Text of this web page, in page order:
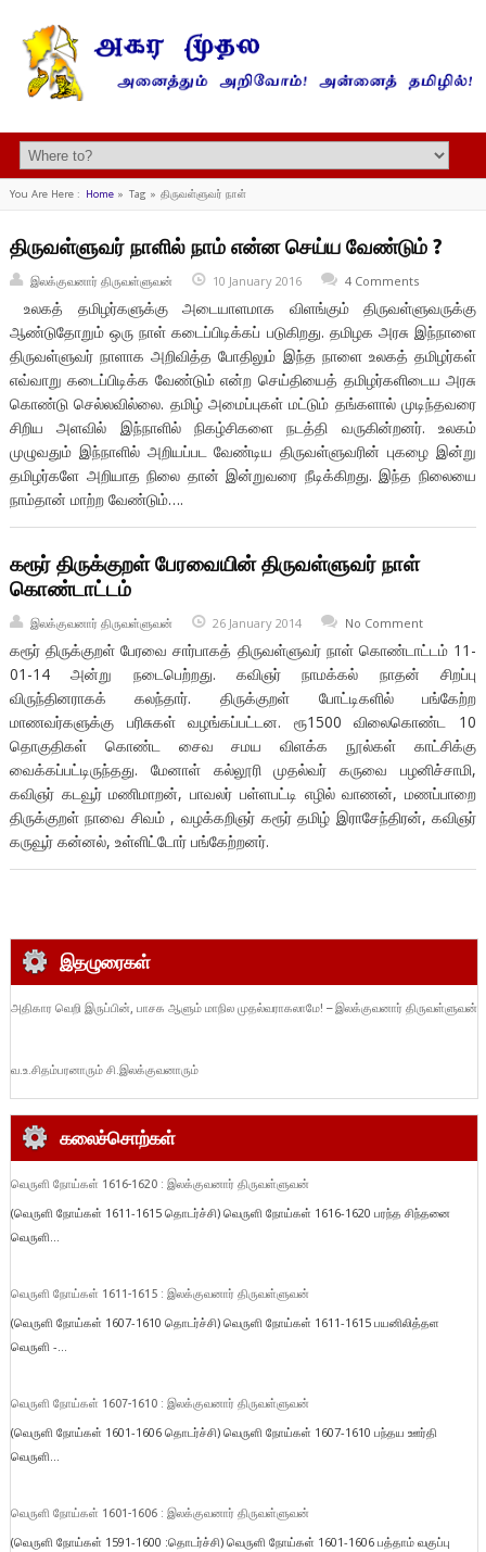
You Are Here : Home» Tag » திருவள்ளுவர் நாள்
திருவள்ளுவர் நாளில் நாம் என்ன செய்ய வேண்டும் ?
இலக்குவனார் திருவள்ளுவன் 10 January 2016 4 Comments
உலகத் தமிழர்களுக்கு அடையாளமாக விளங்கும் திருவள்ளுவருக்கு
ஆண்டுதோறும் ஒரு நாள் கடைப்பிடிக்கப் படுகிறது. தமிழக அரசு இந்நாளை
திருவள்ளுவர் நாளாக அறிவித்த போதிலும் இந்த நாளை உலகத் தமிழர்கள்
எவ்வாறு கடைப்பிடிக்க வேண்டும் என்ற செய்தியைத் தமிழர்களிடைய அரசு
கொண்டு செல்லவில்லை. தமிழ் அமைப்புகள் மட்டும் தங்களால் முடிந்தவரை
சிறிய அளவில் இந்நாளில் நிகழ்சிகளை நடத்தி வருகின்றனர். உலகம்
முழுவதும் இந்நாளில் அறியப்பட வேண்டிய திருவள்ளுவரின் புகழை இன்று
தமிழர்களே அறியாத நிலை தான் இன்றுவரை நீடிக்கிறது. இந்த நிலையை
நாம்தான் மாற்ற வேண்டும்….
கரூர் திருக்குறள் பேரவையின் திருவள்ளுவர் நாள்
கொண்டாட்டம்
இலக்குவனார் திருவள்ளுவன் 26 January 2014 No Comment
கரூர் திருக்குறள் பேரவை சார்பாகத் திருவள்ளுவர் நாள் கொண்டாட்டம் 11-
01-14 அன்று நடைபெற்றது. கவிஞர் நாமக்கல் நாதன் சிறப்பு
விருந்தினராகக் கலந்தார். திருக்குறள் போட்டிகளில் பங்கேற்ற
மாணவர்களுக்கு பரிசுகள் வழங்கப்பட்டன. ரூ1500 விலைகொண்ட 10
தொகுதிகள் கொண்ட சைவ சமய விளக்க நூல்கள் காட்சிக்கு
வைக்கப்பட்டிருந்தது. மேனாள் கல்லூரி முதல்வர் கருவை பழனிச்சாமி,
கவிஞர் கடவூர் மணிமாறன், பாவலர் பள்ளபட்டி எழில் வாணன், மணப்பாறை
திருக்குறள் நாவை சிவம் , வழக்கறிஞர் கரூர் தமிழ் இராசேந்திரன், கவிஞர்
கருவூர் கன்னல், உள்ளிட்டோர் பங்கேற்றனர்.
இதழுரைகள்
அதிகார வெறி இருப்பின், பாசக ஆளும் மாநில முதல்வராகலாமே! – இலக்குவனார் திருவள்ளுவன்
வ.உ.சிதம்பரனாரும் சி.இலக்குவனாரும்
கலைச்சொற்கள்
வெருளி நோய்கள் 1616-1620 : இலக்குவனார் திருவள்ளுவன்
(வெருளி நோய்கள் 1611-1615 தொடர்ச்சி) வெருளி நோய்கள் 1616-1620 பரந்த சிந்தனை
வெருளி...
வெருளி நோய்கள் 1611-1615 : இலக்குவனார் திருவள்ளுவன்
(வெருளி நோய்கள் 1607-1610 தொடர்ச்சி) வெருளி நோய்கள் 1611-1615 பயனிலித்தள
வெருளி -...
வெருளி நோய்கள் 1607-1610 : இலக்குவனார் திருவள்ளுவன்
(வெருளி நோய்கள் 1601-1606 தொடர்ச்சி) வெருளி நோய்கள் 1607-1610 பந்தய ஊர்தி
வெருளி...
வெருளி நோய்கள் 1601-1606 : இலக்குவனார் திருவள்ளுவன்
(வெருளி நோய்கள் 1591-1600 :தொடர்ச்சி) வெருளி நோய்கள் 1601-1606 பத்தாம் வகுப்பு